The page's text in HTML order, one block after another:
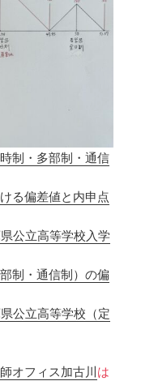
制・多部制・通信
る偏差値と内申点
公立高等学校入学
制・通信制）の偏
公立高等学校（定
オフィス加古川は